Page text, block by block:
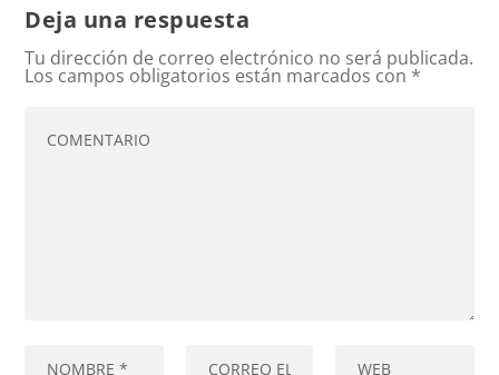
Deja una respuesta
Tu dirección de correo electrónico no será publicada.
Los campos obligatorios están marcados con *